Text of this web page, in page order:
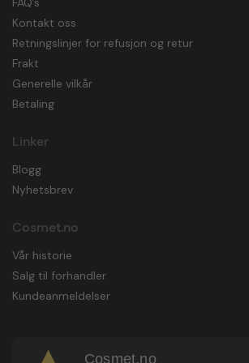
Kontakt oss
Retningslinjer for refusjon og retur
Frakt
Generelle vilkår
Betaling
Linker
Blogg
Nyhetsbrev
Cosmet.no
Vår historie
Salg til forhandler
Kundeanmeldelser
Cosmet.no